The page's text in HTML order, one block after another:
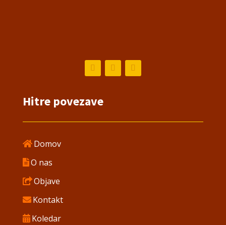
Hitre povezave
Domov
O nas
Objave
Kontakt
Koledar